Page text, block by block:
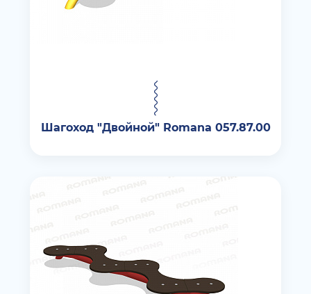
Шагоход "Двойной" Romana 057.87.00